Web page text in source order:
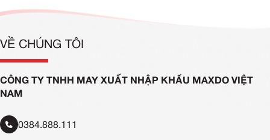
VỀ CHÚNG TÔI
CÔNG TY TNHH MAY XUẤT NHẬP KHẨU MAXDO VIỆT
NAM
0384.888.111